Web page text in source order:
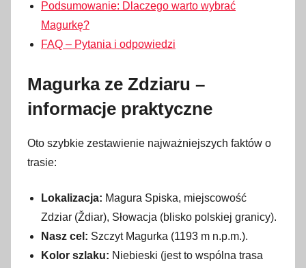
Podsumowanie: Dlaczego warto wybrać
Magurkę?
FAQ – Pytania i odpowiedzi
Magurka ze Zdziaru –
informacje praktyczne
Oto szybkie zestawienie najważniejszych faktów o
trasie:
Lokalizacja: Magura Spiska, miejscowość
Zdziar (Ždiar), Słowacja (blisko polskiej granicy).
Nasz cel: Szczyt Magurka (1193 m n.p.m.).
Kolor szlaku: Niebieski (jest to wspólna trasa